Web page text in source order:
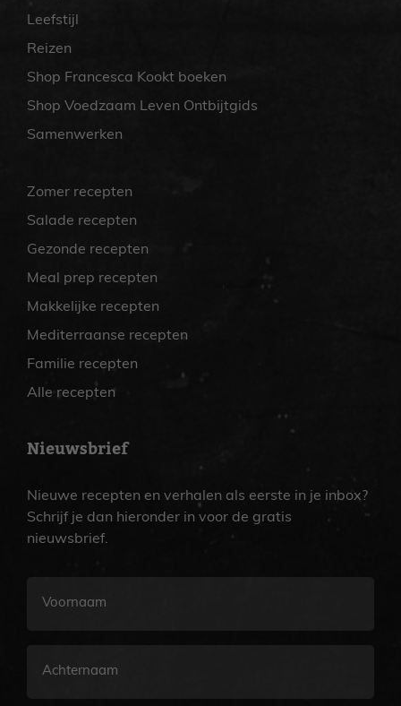
Leefstijl
Reizen
Shop Francesca Kookt boeken
Shop Voedzaam Leven Ontbijtgids
Samenwerken
Zomer recepten
Salade recepten
Gezonde recepten
Meal prep recepten
Makkelijke recepten
Mediterraanse recepten
Familie recepten
Alle recepten
Nieuwsbrief
Nieuwe recepten en verhalen als eerste in je inbox?
Schrijf je dan hieronder in voor de gratis
nieuwsbrief.